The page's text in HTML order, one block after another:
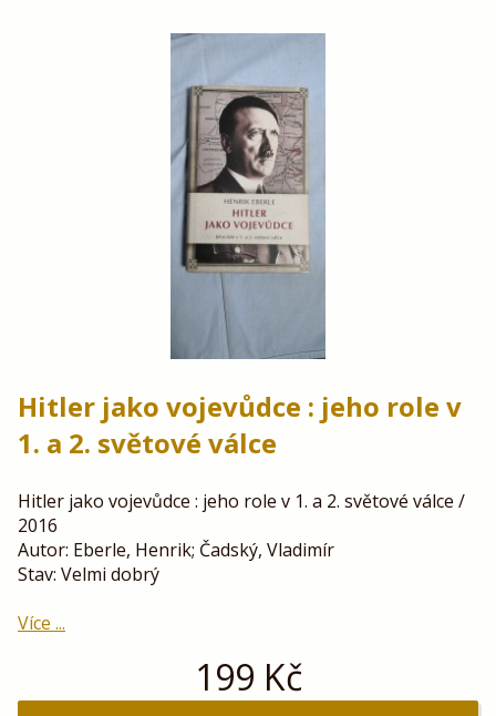
Hitler jako vojevůdce : jeho role v
1. a 2. světové válce
Hitler jako vojevůdce : jeho role v 1. a 2. světové válce /
2016
Autor: Eberle, Henrik; Čadský, Vladimír
Stav: Velmi dobrý
Více ...
199 Kč